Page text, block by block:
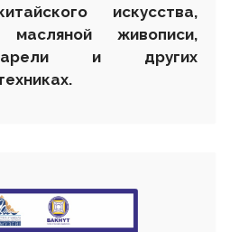
искусства,
живописи,
и других